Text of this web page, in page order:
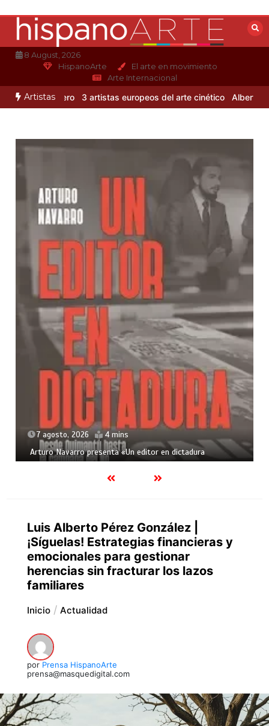
contenido
8 August, 2026
HispanoArte
El arte en movimiento
Arte Internacional
Artistas
Otero 3 artistas europeos del arte cinético Albert
7 agosto, 2026 4 mins
Arturo Navarro presenta «Un editor en dictadura
Luis Alberto Pérez González |
¡Síguelas! Estrategias financieras y
emocionales para gestionar
herencias sin fracturar los lazos
familiares
Inicio Actualidad
por Prensa HispanoArte
prensa@masquedigital.com